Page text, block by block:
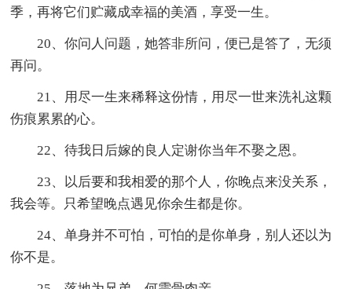
季，再将它们贮藏成幸福的美酒，享受一生。
20、你问人问题，她答非所问，便已是答了，无须
再问。
21、用尽一生来稀释这份情，用尽一世来洗礼这颗
伤痕累累的心。
22、待我日后嫁的良人定谢你当年不娶之恩。
23、以后要和我相爱的那个人，你晚点来没关系，
我会等。只希望晚点遇见你余生都是你。
24、单身并不可怕，可怕的是你单身，别人还以为
你不是。